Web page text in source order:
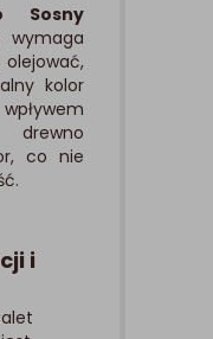
Sosny
kolor
drewno
co nie
i